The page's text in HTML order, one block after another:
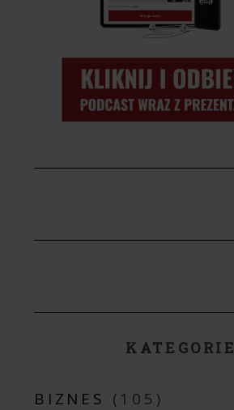
KATEGORIE
BIZNES (105)